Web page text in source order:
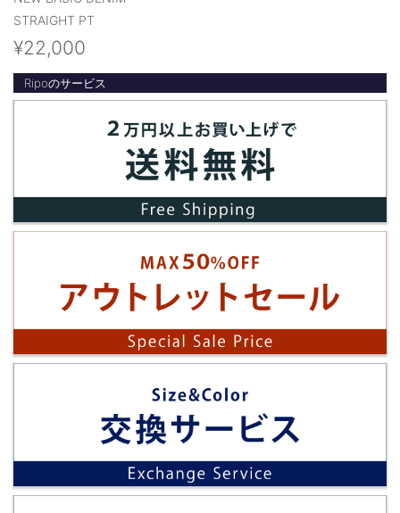
STRAIGHT PT
¥22,000
Ripoのサービス